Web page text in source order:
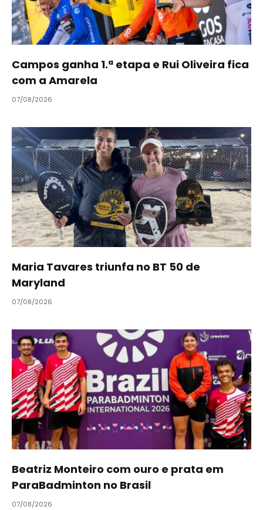
Campos ganha 1.ª etapa e Rui Oliveira fica
com a Amarela
07/08/2026
Maria Tavares triunfa no BT 50 de
Maryland
07/08/2026
Beatriz Monteiro com ouro e prata em
ParaBadminton no Brasil
07/08/2026